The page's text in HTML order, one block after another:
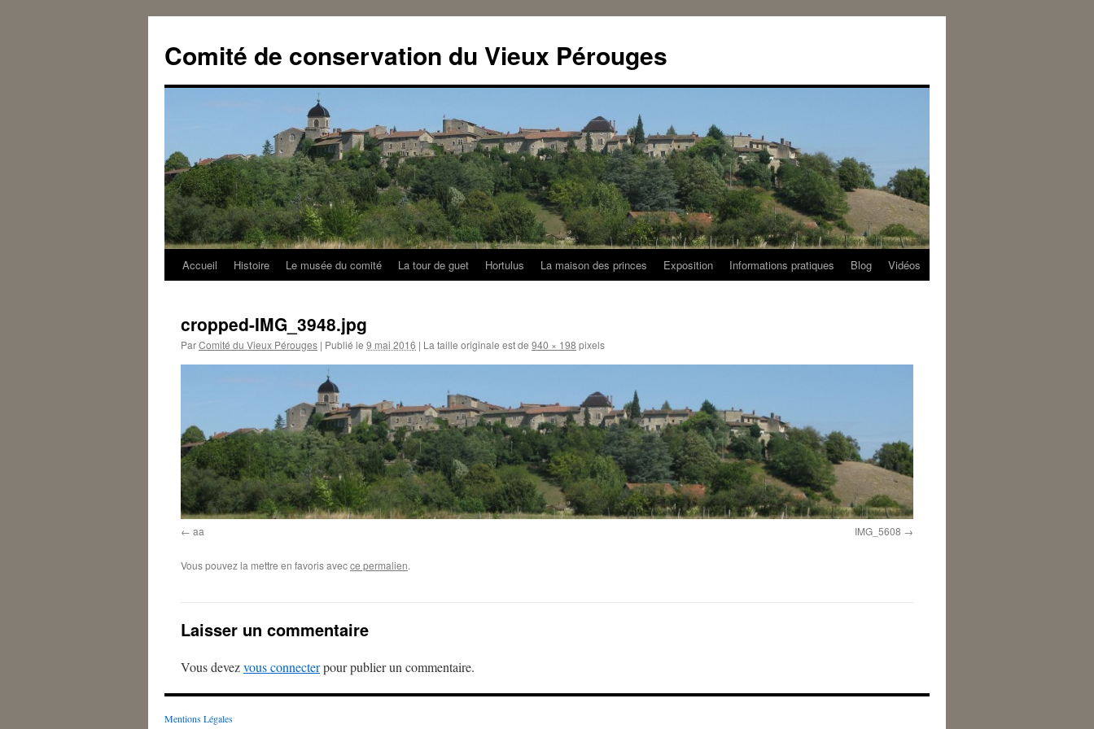
contenu
Comité de conservation du Vieux Pérouges
Accueil Histoire Le musée du comité La tour de guet Hortulus La maison des princes Exposition Informations pratiques Blog Vidéos
cropped-IMG_3948.jpg
ParComité du Vieux Pérouges | Publié le 9 mai 2016 | La taille originale est de 940 × 198 pixels
aa IMG_5608
Vous pouvez la mettre en favoris avecce permalien.
Laisser un commentaire
Vous devezvous connecterpour publier un commentaire.
Mentions Légales